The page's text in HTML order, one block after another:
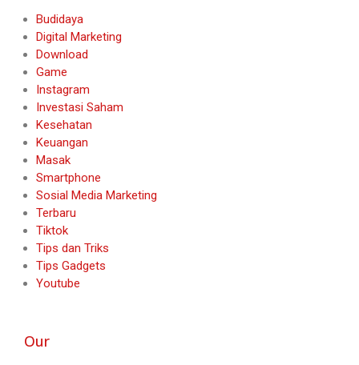
Budidaya
Digital Marketing
Download
Game
Instagram
Investasi Saham
Kesehatan
Keuangan
Masak
Smartphone
Sosial Media Marketing
Terbaru
Tiktok
Tips dan Triks
Tips Gadgets
Youtube
Our